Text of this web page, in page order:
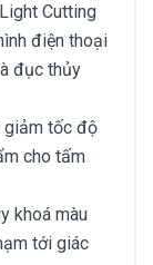
Cutting
điện thoại
đục thủy
giảm tốc độ
cho tấm
khoá màu
tới giác